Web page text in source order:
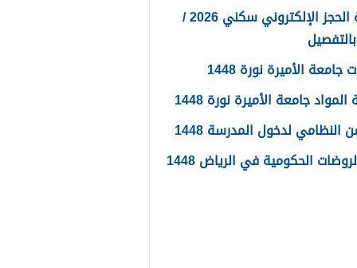
طريقة الحجز الإلكتروني سكني 2026 /
جامعة الأميرة نورة 1448
جامعة الأميرة نورة 1448
النظامي لدخول المدرسة 1448
الحكومية في الرياض 1448